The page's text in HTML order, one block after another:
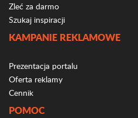
Zleć za darmo
Szukaj inspiracji
KAMPANIE REKLAMOWE
Prezentacja portalu
Oferta reklamy
Cennik
POMOC